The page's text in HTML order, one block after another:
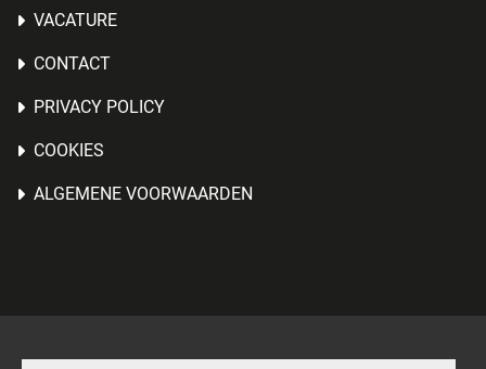
VACATURE
CONTACT
PRIVACY POLICY
COOKIES
ALGEMENE VOORWAARDEN